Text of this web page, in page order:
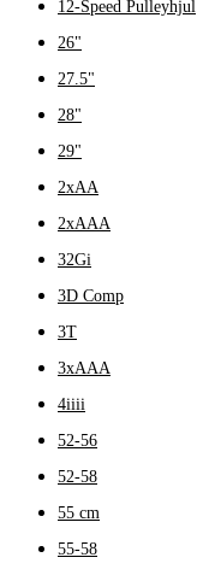
12-Speed Pulleyhjul
26"
27.5"
28"
29"
2xAA
2xAAA
32Gi
3D Comp
3T
3xAAA
4iiii
52-56
52-58
55 cm
55-58